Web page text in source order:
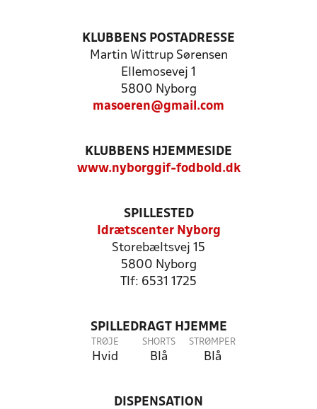
KLUBBENS POSTADRESSE
Martin Wittrup Sørensen
Ellemosevej 1
5800 Nyborg
masoeren@gmail.com
KLUBBENS HJEMMESIDE
www.nyborggif-fodbold.dk
SPILLESTED
Idrætscenter Nyborg
Storebæltsvej 15
5800 Nyborg
Tlf: 6531 1725
SPILLEDRAGT HJEMME
TRØJE
Hvid
SHORTS
Blå
STRØMPER
Blå
DISPENSATION